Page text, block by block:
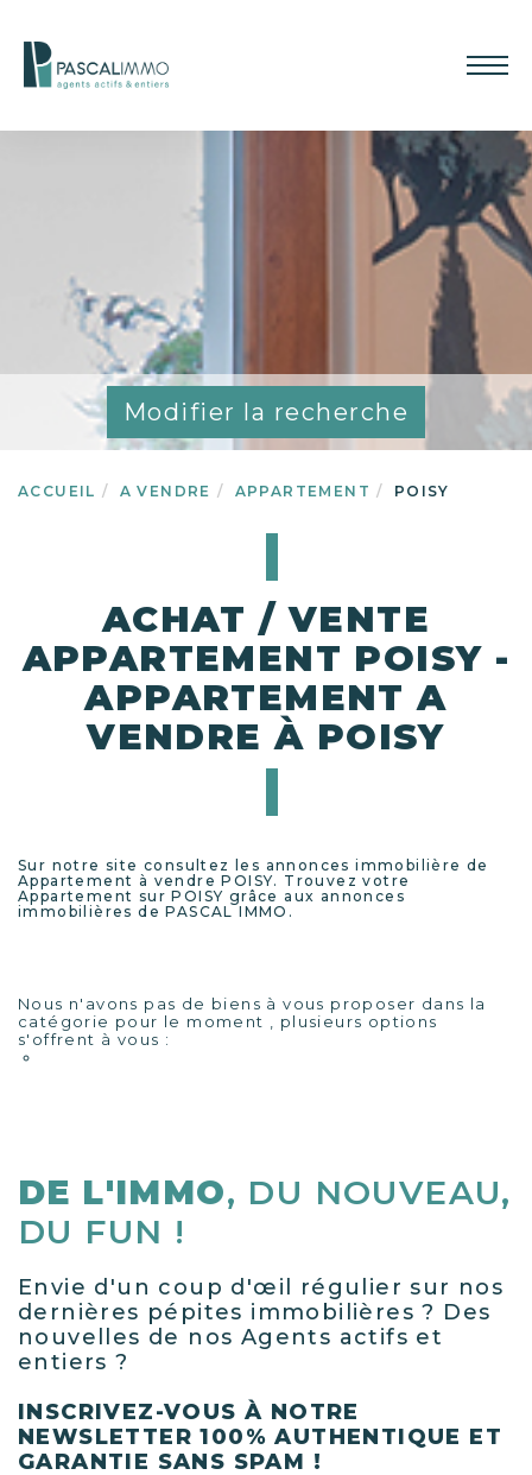
Modifier la recherche
ACCUEIL A VENDRE APPARTEMENT POISY
ACHAT / VENTE
APPARTEMENT POISY -
APPARTEMENT A
VENDRE À POISY
Sur notre site consultez les annonces immobilière de
Appartement à vendre POISY. Trouvez votre
Appartement sur POISY grâce aux annonces
immobilières de PASCAL IMMO.
Nous n'avons pas de biens à vous proposer dans la
catégorie pour le moment , plusieurs options
s'offrent à vous :
DE L'IMMO, DU NOUVEAU,
DU FUN !
Envie d'un coup d'œil régulier sur nos
dernières pépites immobilières ? Des
nouvelles de nos Agents actifs et
entiers ?
INSCRIVEZ-VOUS À NOTRE
NEWSLETTER 100% AUTHENTIQUE ET
GARANTIE SANS SPAM !